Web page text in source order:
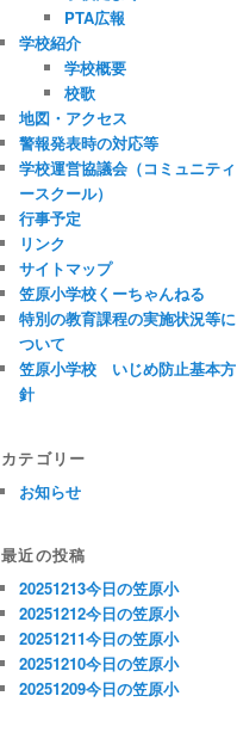
PTA広報
学校紹介
学校概要
校歌
地図・アクセス
警報発表時の対応等
学校運営協議会（コミュニティ
ースクール）
行事予定
リンク
サイトマップ
笠原小学校くーちゃんねる
特別の教育課程の実施状況等に
ついて
笠原小学校 いじめ防止基本方
針
カテゴリー
お知らせ
最近の投稿
20251213今日の笠原小
20251212今日の笠原小
20251211今日の笠原小
20251210今日の笠原小
20251209今日の笠原小